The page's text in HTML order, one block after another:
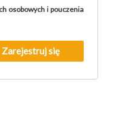
osobowych i pouczenia
Zarejestruj się